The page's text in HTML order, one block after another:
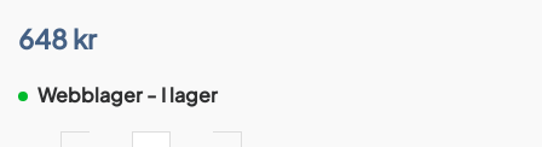
648kr
Webblager - I lager